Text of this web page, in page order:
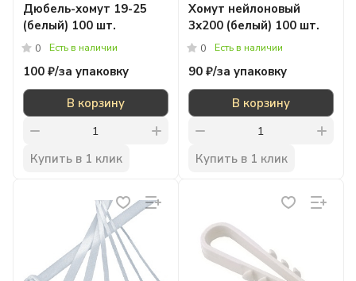
Дюбель-хомут 19-25
(белый) 100 шт.
0 Есть в наличии
100 ₽/за упаковку
В корзину
Купить в 1 клик
Xомут нейлоновый
3х200 (белый) 100 шт.
0 Есть в наличии
90 ₽/за упаковку
В корзину
Купить в 1 клик